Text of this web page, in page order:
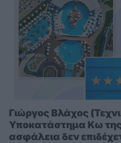
Γιώργος Βλάχος
Υποκατάστημα Κω της
ασφάλεια δεν